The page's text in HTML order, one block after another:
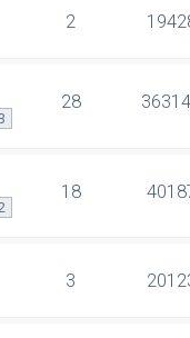
2
28
18
3